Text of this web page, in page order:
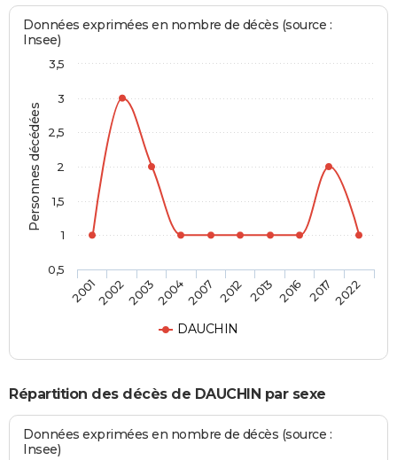
Personnes décédées
Données exprimées en nombre de décès (source :
Insee)
DAUCHIN
20012002200320042007 2012 2013 2016 20172022
0,5
1
1,5
2
2,5
3
3,5
Répartition des décès de DAUCHIN par sexe
Données exprimées en nombre de décès (source :
Insee)